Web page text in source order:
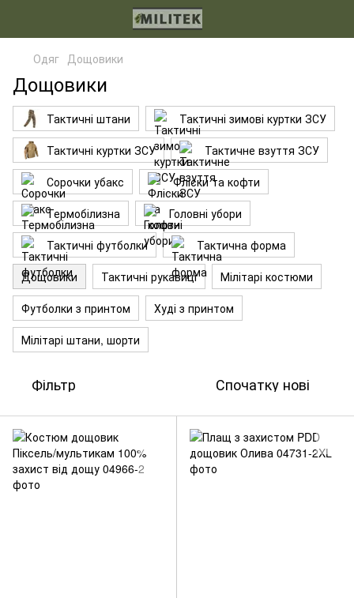
Одяг Дощовики
Дощовики
Тактичні штани
Тактичні зимові куртки ЗСУ
Тактичні куртки ЗСУ
Тактичне взуття ЗСУ
Сорочки убакс
Фліски та кофти
Термобілизна
Головні убори
Тактичні футболки
Тактична форма
Дощовики
Тактичні рукавиці
Мілітарі костюми
Футболки з принтом
Худі з принтом
Мілітарі штани, шорти
Фільтр Спочатку нові